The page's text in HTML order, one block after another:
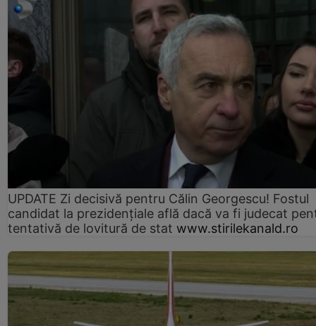
UPDATE Zi decisivă pentru Călin Georgescu! Fostul
candidat la prezidențiale află dacă va fi judecat
tentativă de lovitură de stat www.stirilekanald.ro